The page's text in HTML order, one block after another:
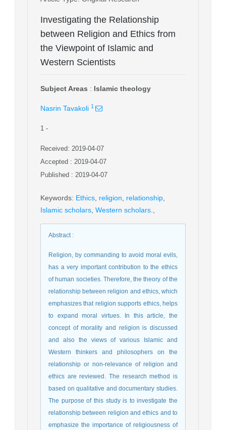
Investigating the Relationship
between Religion and Ethics from
the Viewpoint of Islamic and
Western Scientists
Subject Areas : Islamic theology
Nasrin Tavakoli 1
1 -
Received: 2019-04-07
Accepted : 2019-04-07
Published : 2019-04-07
Keywords: Ethics religion relationship
Islamic scholars Western scholars.
Abstract:
Religion, by commanding to avoid moral evils,
has a very important contribution to the ethics
of human societies. Therefore, the theory of the
relationship between religion and ethics, which
emphasizes that religion supports ethics, helps
to expand moral virtues. In this article, the
concept of morality and religion is discussed
and also the views of various Islamic and
Western thinkers and philosophers on the
relationship or non-relevance of religion and
ethics are reviewed. The research method is
based on qualitative and documentary studies.
The purpose of this study is to investigate the
relationship between religion and ethics and to
emphasize the importance of religiousness of